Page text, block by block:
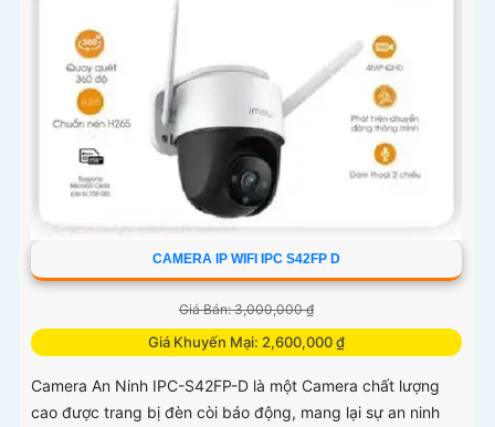
CAMERA IP WIFI IPC S42FP D
Giá Bán: 3,000,000 ₫
Giá Khuyến Mại: 2,600,000 ₫
Camera An Ninh IPC-S42FP-D là một Camera chất lượng
cao được trang bị đèn còi báo động, mang lại sự an ninh